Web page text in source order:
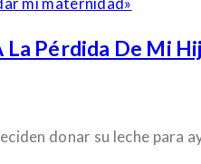
Pérdida De Mi
donar su leche para